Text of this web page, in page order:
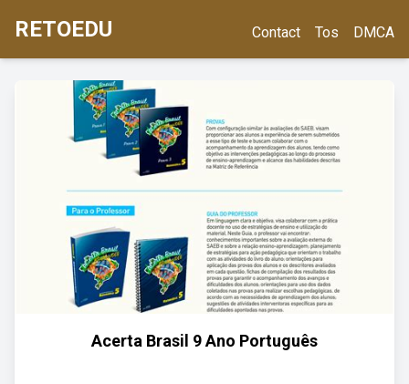
RETOEDU Contact Tos DMCA
Acerta Brasil 9 Ano Português